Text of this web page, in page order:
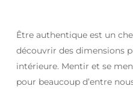
Être authentique est un
découvrir des dimensions
intérieure. Mentir et se
pour beaucoup d’entre